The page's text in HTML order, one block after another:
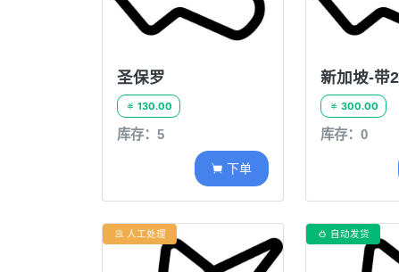
圣保罗
 130.00
库存：5
 下单
 300.00
库存：0
 人工处理  自动发货